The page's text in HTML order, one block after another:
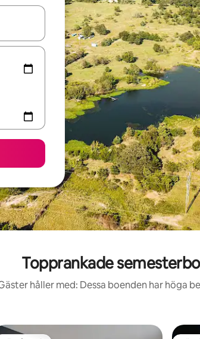
med upp- och nedåtpilarna eller utforska
Topprankade
håller med: Dessa boenden har höga